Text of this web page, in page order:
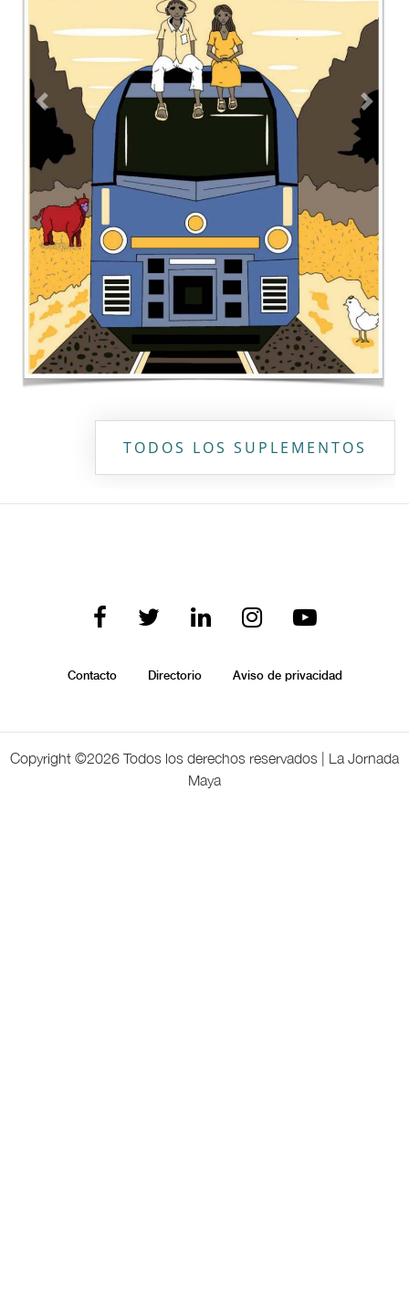
Previous Next
TODOS LOS SUPLEMENTOS
Contacto Directorio Aviso de privacidad
Copyright ©2026 Todos los derechos reservados | La Jornada
Maya